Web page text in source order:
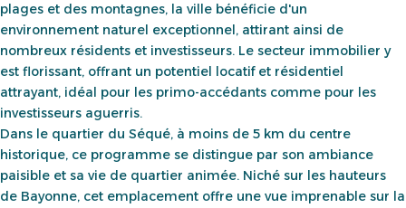
plages et des montagnes, la ville bénéficie d'un
environnement naturel exceptionnel, attirant ainsi de
nombreux résidents et investisseurs. Le secteur immobilier y
est florissant, offrant un potentiel locatif et résidentiel
attrayant, idéal pour les primo-accédants comme pour les
investisseurs aguerris.
Dans le quartier du Séqué, à moins de 5 km du centre
historique, ce programme se distingue par son ambiance
paisible et sa vie de quartier animée. Niché sur les hauteurs
de Bayonne, cet emplacement offre une vue imprenable sur la